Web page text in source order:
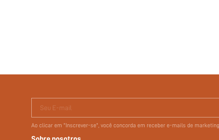
Seu E-mail
Ao clicar em "Inscrever-se", você concorda em receber e-mails de